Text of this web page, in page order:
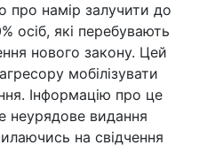
про намір залучити до
осіб, які перебувають
нового закону. Цей
мобілізувати
Інформацію про це
неурядове видання
на свідчення